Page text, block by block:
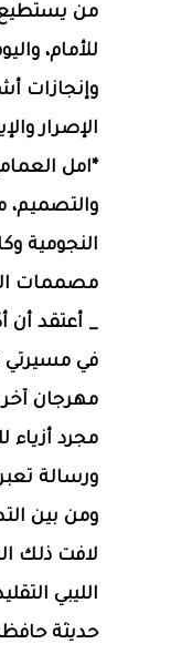
من يستطيع
للأمام،
وإنجازات
الإصرار
*امل
والتصميم،
النجومية
مصممات
_ أعتقد أن
في مسيرتي
مهرجان
مجرد
ورسالة
ومن بين
لافت ذلك
الليبي
حديثة